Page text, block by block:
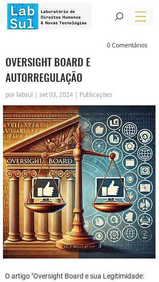
0 Comentários
OVERSIGHT BOARD E
AUTORREGULAÇÃO
por labsul | set 03, 2024 | Publicações
O artigo "Oversight Board e sua Legitimidade: